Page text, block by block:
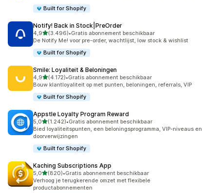
Built for Shopify
Notify! Back in Stock|PreOrder
4,9van 5 sterren
(3.496)
3496 recensies in totaal
•Gratis abonnement beschikbaar
De Notify Me! voor pre-order, wachtlijst, low stock & wishlist
Built for Shopify
Smile: Loyaliteit & Beloningen
4,9van 5 sterren
(4.172)
4172 recensies in totaal
•Gratis abonnement beschikbaar
Bouw klantloyaliteit op met punten, beloningen, referrals, VIP
Built for Shopify
Appstle Loyalty Program Reward
5,0van 5 sterren
(1.242)
1242 recensies in totaal
•Gratis abonnement beschikbaar
Bied loyaliteitspunten, een beloningsprogramma, VIP-niveaus en
doorverwijzingen
Built for Shopify
Kaching Subscriptions App
5,0van 5 sterren
(820)
820 recensies in totaal
•Gratis abonnement beschikbaar
Verhoog je terugkerende omzet met flexibele
productabonnementen